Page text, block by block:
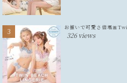
お揃いで可愛さ倍増
326 views